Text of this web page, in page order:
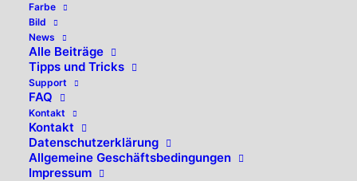
Farbe
Bild
News
Alle Beiträge
Tipps und Tricks
Support
FAQ
Kontakt
Kontakt
Datenschutzerklärung
Allgemeine Geschäftsbedingungen
Impressum
Benutzername oder E-Mail-Adresse
Passwort